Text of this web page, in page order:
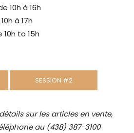
10h à 16h
à 17h
10h to 15h
SESSION #2
sur les articles en vente,
au (438) 387-3100